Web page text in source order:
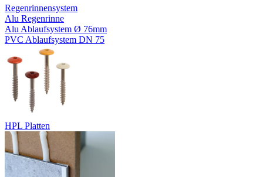
Regenrinnensystem
Alu Regenrinne
Alu Ablaufsystem Ø 76mm
PVC Ablaufsystem DN 75
HPL Platten